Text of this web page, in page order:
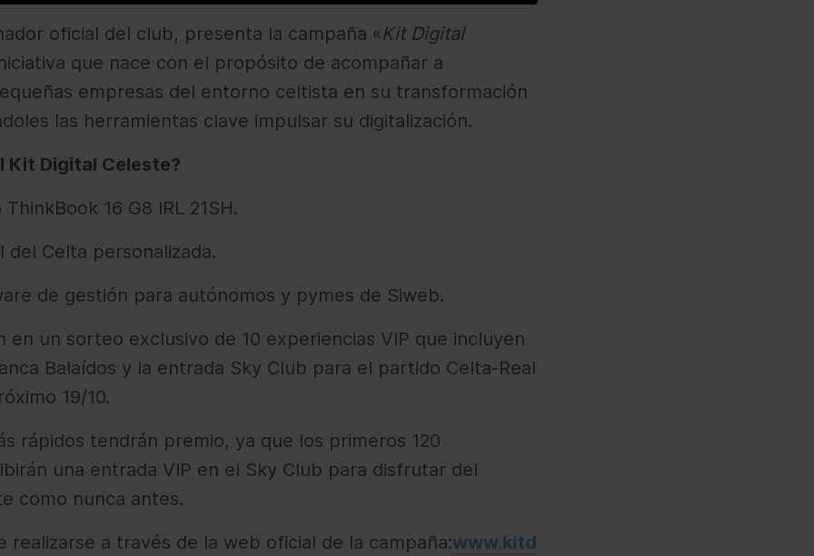
oficial del club, presenta la campaña «Kit Digital
que nace con el propósito de acompañar a
empresas del entorno celtista en su transformación
las herramientas clave impulsar su digitalización.
Kit Digital Celeste?
16 G8 IRL 21SH.
del Celta personalizada.
de gestión para autónomos y pymes de Siweb.
en un sorteo exclusivo de 10 experiencias VIP que incluyen
Balaídos y la entrada Sky Club para el partido Celta-Real
19/10.
rápidos tendrán premio, ya que los primeros 120
una entrada VIP en el Sky Club para disfrutar del
como nunca antes.
realizarse a través de la web oficial de la campaña:www.kitd